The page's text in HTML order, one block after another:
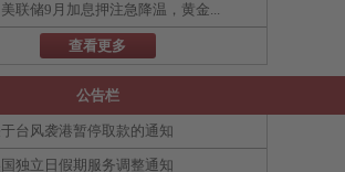
美联储9月加息押注急降温，黄金...
查看更多
公告栏
台风袭港暂停取款的通知
独立日假期服务调整通知